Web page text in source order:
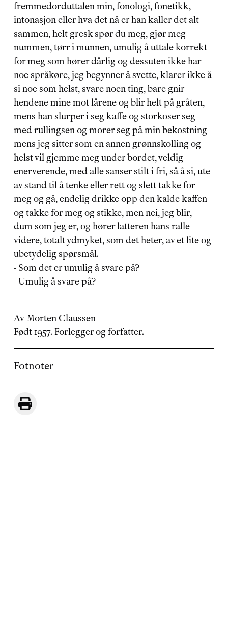
fremmedorduttalen min, fonologi, fonetikk,
intonasjon eller hva det nå er han kaller det alt
sammen, helt gresk spør du meg, gjør meg
nummen, tørr i munnen, umulig å uttale korrekt
for meg som hører dårlig og dessuten ikke har
noe språkøre, jeg begynner å svette, klarer ikke å
si noe som helst, svare noen ting, bare gnir
hendene mine mot lårene og blir helt på gråten,
mens han slurper i seg kaffe og storkoser seg
med rullingsen og morer seg på min bekostning
mens jeg sitter som en annen grønnskolling og
helst vil gjemme meg under bordet, veldig
enerverende, med alle sanser stilt i fri, så å si, ute
av stand til å tenke eller rett og slett takke for
meg og gå, endelig drikke opp den kalde kaffen
og takke for meg og stikke, men nei, jeg blir,
dum som jeg er, og hører latteren hans ralle
videre, totalt ydmyket, som det heter, av et lite og
ubetydelig spørsmål.
- Som det er umulig å svare på?
- Umulig å svare på?
Av Morten Claussen
Født 1957. Forlegger og forfatter.
Fotnoter